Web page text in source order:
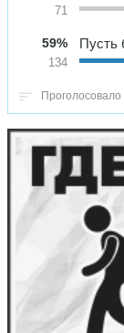
71
59%
134
Пусть
Проголосовало